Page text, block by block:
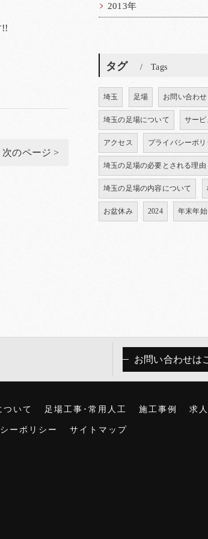
!!
次のページ >
2013年
タグ Tags
埼玉 足場 お問い合わせ
埼玉の足場について サービ
アクセス プライバシーポリ
埼玉の足場の必要とされる理由
埼玉の足場の内容について
お盆休み 2024 年末年始
お問い合わせは
ついて 足場工事･常用人工 施工事例 求
ーポリシー サイトマップ